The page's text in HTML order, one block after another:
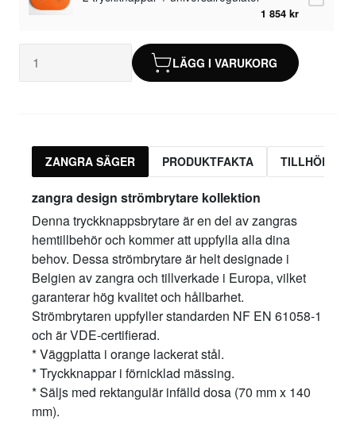
1 854 kr
LÄGG I VARUKORG
ZANGRA SÄGER PRODUKTFAKTA
zangra design strömbrytare kollektion
Denna tryckknappsbrytare är en del av zangras
hemtillbehör och kommer att uppfylla alla dina
behov. Dessa strömbrytare är helt designade i
Belgien av zangra och tillverkade i Europa, vilket
garanterar hög kvalitet och hållbarhet.
Strömbrytaren uppfyller standarden NF EN 61058-1
och är VDE-certifierad.
* Väggplatta i orange lackerat stål.
* Tryckknappar i förnicklad mässing.
* Säljs med rektangulär infälld dosa (70 mm x 140
mm).